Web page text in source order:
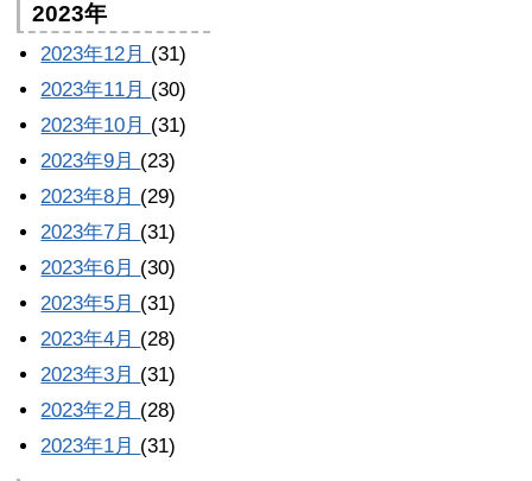
2023年
2023年12月 (31)
2023年11月 (30)
2023年10月 (31)
2023年9月 (23)
2023年8月 (29)
2023年7月 (31)
2023年6月 (30)
2023年5月 (31)
2023年4月 (28)
2023年3月 (31)
2023年2月 (28)
2023年1月 (31)